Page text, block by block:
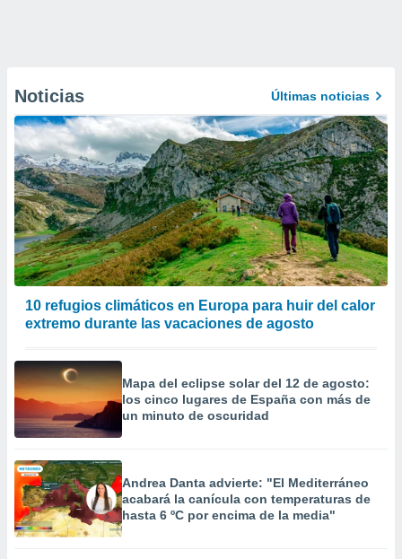
Noticias Últimas noticias
10 refugios climáticos en Europa para huir del calor
extremo durante las vacaciones de agosto
Mapa del eclipse solar del 12 de agosto:
los cinco lugares de España con más de
un minuto de oscuridad
Andrea Danta advierte: "El Mediterráneo
acabará la canícula con temperaturas de
hasta 6 ºC por encima de la media"